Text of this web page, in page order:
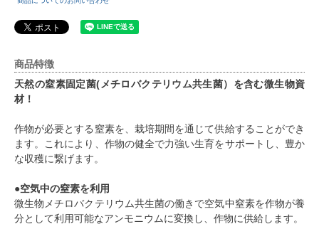
商品特徴
天然の窒素固定菌(メチロバクテリウム共生菌）を含む微生物資
材！
作物が必要とする窒素を、栽培期間を通じて供給することができ
ます。これにより、作物の健全で力強い生育をサポートし、豊か
な収穫に繋げます。
●空気中の窒素を利用
微生物メチロバクテリウム共生菌の働きで空気中窒素を作物が養
分として利用可能なアンモニウムに変換し、作物に供給します。